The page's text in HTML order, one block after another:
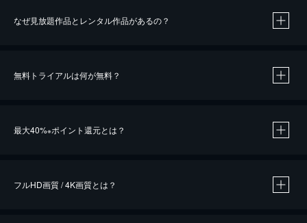
なぜ見放題作品とレンタル作品があるの？
無料トライアルは何が無料？
最大40%※ポイント還元とは？
フルHD画質 / 4K画質とは？